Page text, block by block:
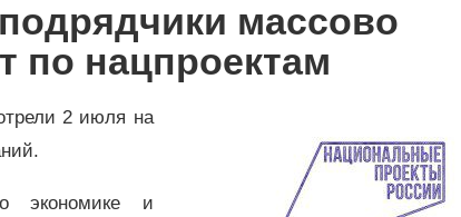
массово
по нацпроектам
2 июля на
экономике и